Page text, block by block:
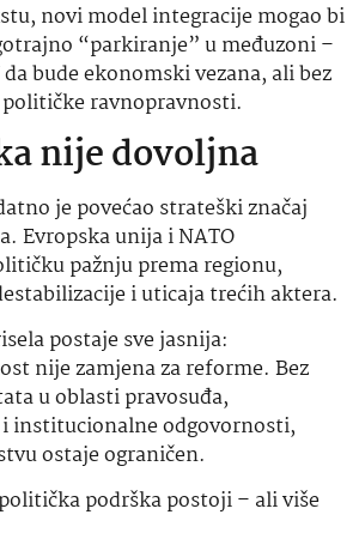
novi model integracije mogao bi
“parkiranje” u međuzoni –
bude ekonomski vezana, ali bez
ravnopravnosti.
nije dovoljna
je povećao strateški značaj
Evropska unija i NATO
pažnju prema regionu,
i uticaja trećih aktera.
postaje sve jasnija:
nije zamjena za reforme. Bez
u oblasti pravosuđa,
institucionalne odgovornosti,
ostaje ograničen.
podrška postoji – ali više